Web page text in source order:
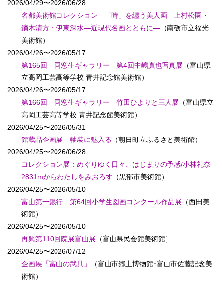
2026/04/29〜2026/06/28
名都美術館コレクション 「時」を纏う美人画 上村松園・
鏑木清方・伊東深水―近現代名画とともに― （南砺市立福光
美術館）
2026/04/26〜2026/05/17
第165回 同窓生ギャラリー 第4回中嶋真也写真展 （富山県
立高岡工芸高等学校 青井記念館美術館）
2026/04/26〜2026/05/17
第166回 同窓生ギャラリー 竹田ひよりと三人展 （富山県立
高岡工芸高等学校 青井記念館美術館）
2026/04/25〜2026/05/31
館蔵品企画展 軸装に魅入る （朝日町立ふるさと美術館）
2026/04/25〜2026/06/28
コレクション展：めぐりゆく日々、はじまりの予感/小林礼奈
2831mからわたしをみおろす （黒部市美術館）
2026/04/25〜2026/05/10
富山第一銀行 第64回小学生図画コンクール作品展 （西田美
術館）
2026/04/25〜2026/05/10
再興第110回院展富山展 （富山県民会館美術館）
2026/04/25〜2026/07/12
企画展「富山の武具」
（富山市郷土博物館･富山市佐藤記念美
術館）